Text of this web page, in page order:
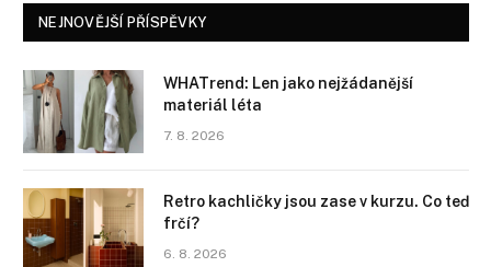
NEJNOVĚJŠÍ PŘÍSPĚVKY
WHATrend: Len jako nejžádanější
materiál léta
7. 8. 2026
Retro kachličky jsou zase v kurzu. Co teď
frčí?
6. 8. 2026